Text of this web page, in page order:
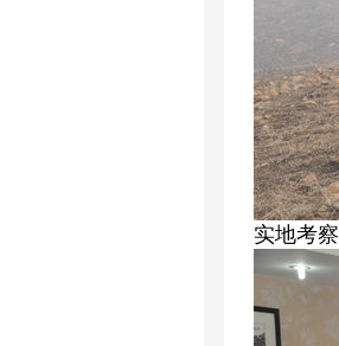
实地考察